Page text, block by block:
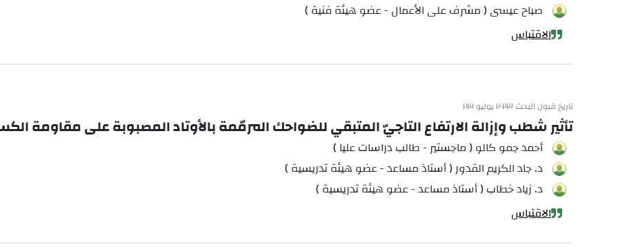
صباح عيسى ( مشرف على الأعمال - عضو هيئة فنية )
الاقتباس
تاريخ قبول البحث ٢٠٢٣ يوليو ٢٣
تأثير شطب وإزالة الارتفاع التاجيّ المتبقي للضواحك المرمّمة بالأوتاد المصبوبة على مقاومة
أحمد جمو كالو ( ماجستير - طالب دراسات عليا )
د. جاد الكريم القدور ( أستاذ مساعد - عضو هيئة تدريسية )
د. زياد خطاب ( أستاذ مساعد - عضو هيئة تدريسية )
الاقتباس